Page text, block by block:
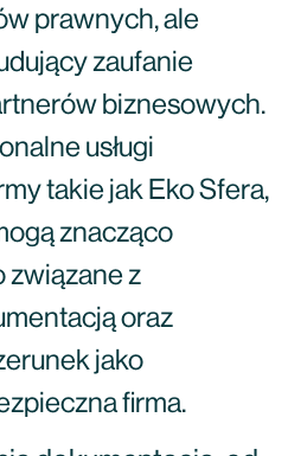
prawnych, ale
zaufanie
biznesowych.
usługi
takie jak Eko Sfera,
znacząco
związane z
oraz
jako
firma.